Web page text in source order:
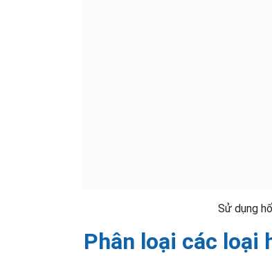
Sử dụng
Phân loại các loại